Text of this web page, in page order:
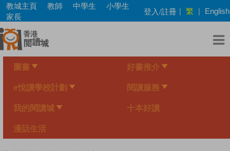
Skip
main
content
教城主頁 教師 中學生
小學生
家長
登入/註冊 | 繁 | English
圖書 好書推介
e悅讀學校計劃 閱讀服務
我的閱讀城 十本好讀
漫話生活